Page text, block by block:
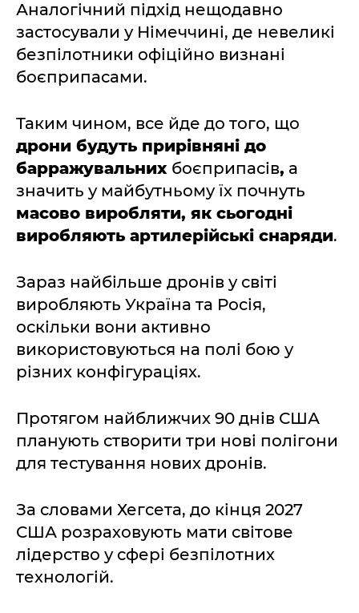
Аналогічний підхід нещодавно
застосували у Німеччині, де невеликі
безпілотники офіційно визнані
боєприпасами.
Таким чином, все йде до того, що
дрони будуть прирівняні до
барражувальних боєприпасів, а
значить у майбутньому їх почнуть
масово виробляти, як сьогодні
виробляють артилерійські снаряди.
Зараз найбільше дронів у світі
виробляють Україна та Росія,
оскільки вони активно
використовуються на полі бою у
різних конфігураціях.
Протягом найближчих 90 днів США
планують створити три нові полігони
для тестування нових дронів.
За словами Хегсета, до кінця 2027
США розраховують мати світове
лідерство у сфері безпілотних
технологій.